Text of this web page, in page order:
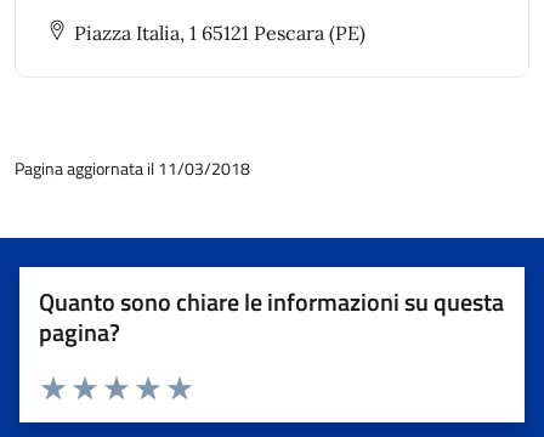
urbanistici, piani di settore e piani speciali anche
intercomunali.
Piazza Italia, 1 65121 Pescara (PE)
Pagina aggiornata il 11/03/2018
Quanto sono chiare le informazioni su questa
pagina?
Valuta 5 stelle su 5
Valuta 4 stelle su 5
Valuta 3 stelle su 5
Valuta 2 stelle su 5
Valuta 1 stelle su 5